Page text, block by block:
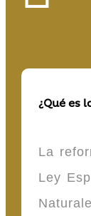
¿Qué es
La
Ley